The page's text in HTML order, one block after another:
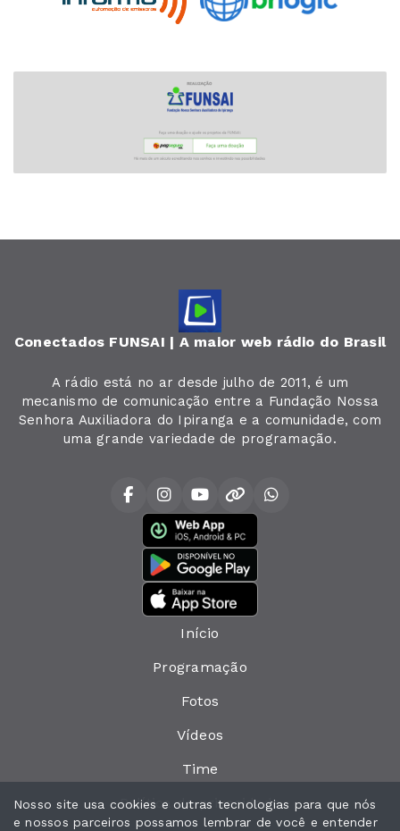
Conectados FUNSAI | A maior web rádio do Brasil
A rádio está no ar desde julho de 2011, é um
mecanismo de comunicação entre a Fundação Nossa
Senhora Auxiliadora do Ipiranga e a comunidade, com
uma grande variedade de programação.
Início
Programação
Fotos
Vídeos
Time
Política de privacidade
Nosso site usa cookies e outras tecnologias para que nós
e nossos parceiros possamos lembrar de você e entender